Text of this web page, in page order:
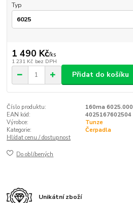
Typ
1 490 Kč/ks
1 231 Kč bez DPH
Přidat do košíku
Číslo produktu:
160ma 6025.000
EAN kód:
4025167602504
Výrobce:
Tunze
Kategorie:
Čerpadla
Hlídat cenu / dostupnost
Do oblíbených
Unikátní zboží